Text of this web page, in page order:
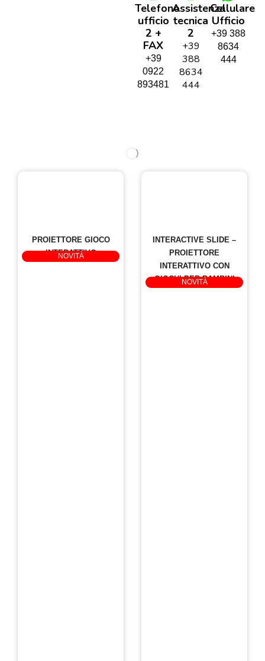
Telefono
ufficio
2 +
FAX
+39
0922
893481
Assistenza
tecnica
2
+39
388
8634
444
Cellulare
Ufficio
+39 388
8634
444
PROIETTORE GIOCO
INTERATTIVO
Codice: INT 9
NOVITÀ
INTERACTIVE SLIDE –
PROIETTORE
INTERATTIVO CON
GIOCHI PER BAMBINI
Codice: INT 11
NOVITÀ